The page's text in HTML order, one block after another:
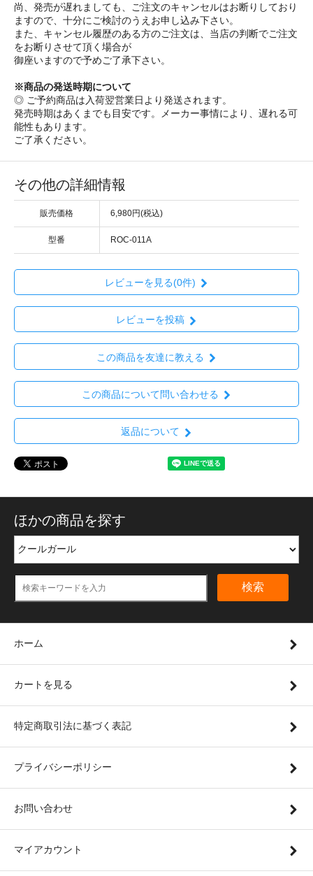
尚、発売が遅れましても、ご注文のキャンセルはお断りしており
ますので、十分にご検討のうえお申し込み下さい。
また、キャンセル履歴のある方のご注文は、当店の判断でご注文
をお断りさせて頂く場合が
御座いますので予めご了承下さい。
※商品の発送時期について
◎ ご予約商品は入荷翌営業日より発送されます。
発売時期はあくまでも目安です。メーカー事情により、遅れる可
能性もあります。
ご了承ください。
その他の詳細情報
販売価格 6,980円(税込)
型番 ROC-011A
レビューを見る(0件)
レビューを投稿
この商品を友達に教える
この商品について問い合わせる
返品について
ほかの商品を探す
検索
ホーム
カートを見る
特定商取引法に基づく表記
プライバシーポリシー
お問い合わせ
マイアカウント